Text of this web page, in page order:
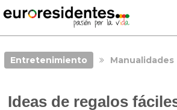
Entretenimiento Manualidades
Ideas de regalos